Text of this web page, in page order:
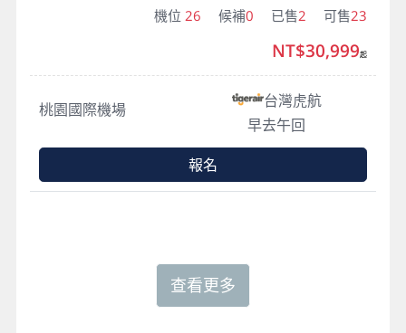
機位 26 候補0 已售2 可售23
桃園國際機場
台灣虎航
早去午回
NT$30,999起
報名
查看更多